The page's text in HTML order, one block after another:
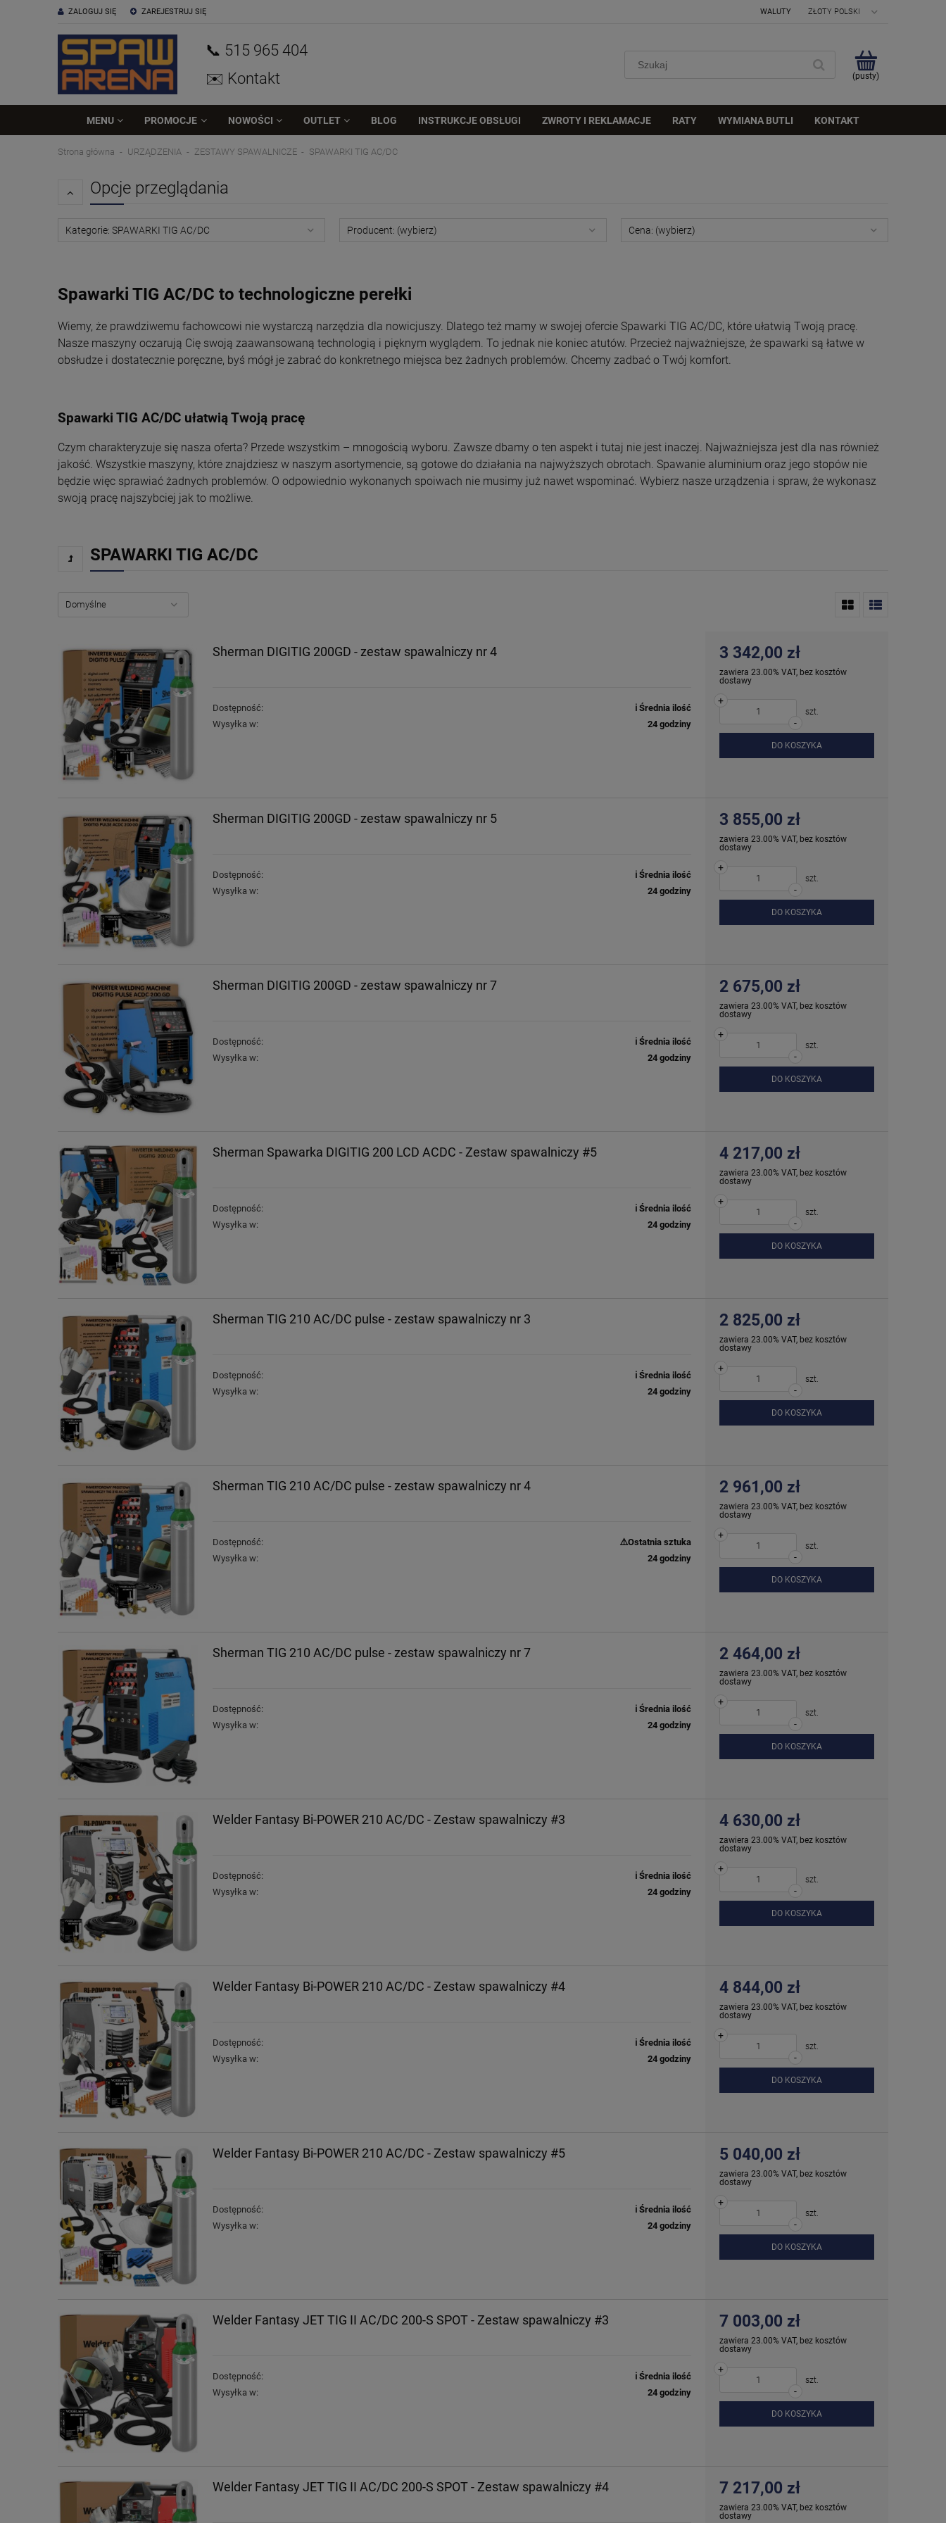
ZAREJESTRUJ SIĘ
ZALOGUJ SIĘ WALUTY
📞 515 965 404
✉️ Kontakt
(pusty)
MENU PROMOCJE NOWOŚCI OUTLET BLOG INSTRUKCJE OBSŁUGI ZWROTY I REKLAMACJE RATY WYMIANA BUTLI KONTAKT
Strona główna URZĄDZENIA ZESTAWY SPAWALNICZE SPAWARKI TIG AC/DC
Opcje przeglądania
Kategorie: SPAWARKI TIG AC/DC Producent: (wybierz) Cena: (wybierz)
Spawarki TIG AC/DC to technologiczne perełki
Wiemy, że prawdziwemu fachowcowi nie wystarczą narzędzia dla nowicjuszy. Dlatego też mamy w swojej ofercie Spawarki TIG AC/DC, które ułatwią Twoją pracę.
Nasze maszyny oczarują Cię swoją zaawansowaną technologią i pięknym wyglądem. To jednak nie koniec atutów. Przecież najważniejsze, że spawarki są łatwe w
obsłudze i dostatecznie poręczne, byś mógł je zabrać do konkretnego miejsca bez żadnych problemów. Chcemy zadbać o Twój komfort.
Spawarki TIG AC/DC ułatwią Twoją pracę
Czym charakteryzuje się nasza oferta? Przede wszystkim – mnogością wyboru. Zawsze dbamy o ten aspekt i tutaj nie jest inaczej. Najważniejsza jest dla nas również
jakość. Wszystkie maszyny, które znajdziesz w naszym asortymencie, są gotowe do działania na najwyższych obrotach. Spawanie aluminium oraz jego stopów nie
będzie więc sprawiać żadnych problemów. O odpowiednio wykonanych spoiwach nie musimy już nawet wspominać. Wybierz nasze urządzenia i spraw, że wykonasz
swoją pracę najszybciej jak to możliwe.
SPAWARKI TIG AC/DC
Sherman DIGITIG 200GD - zestaw spawalniczy nr 4
Dostępność:
ℹ️ Średnia ilość
Wysyłka w:
24 godziny
3 342,00 zł
zawiera 23.00% VAT, bez kosztów
dostawy
-
+
szt.
DO KOSZYKA
Sherman DIGITIG 200GD - zestaw spawalniczy nr 5
Dostępność:
ℹ️ Średnia ilość
Wysyłka w:
24 godziny
3 855,00 zł
zawiera 23.00% VAT, bez kosztów
dostawy
-
+
szt.
DO KOSZYKA
Sherman DIGITIG 200GD - zestaw spawalniczy nr 7
Dostępność:
ℹ️ Średnia ilość
Wysyłka w:
24 godziny
2 675,00 zł
zawiera 23.00% VAT, bez kosztów
dostawy
-
+
szt.
DO KOSZYKA
Sherman Spawarka DIGITIG 200 LCD ACDC - Zestaw spawalniczy #5
Dostępność:
ℹ️ Średnia ilość
Wysyłka w:
24 godziny
4 217,00 zł
zawiera 23.00% VAT, bez kosztów
dostawy
-
+
szt.
DO KOSZYKA
Sherman TIG 210 AC/DC pulse - zestaw spawalniczy nr 3
Dostępność:
ℹ️ Średnia ilość
Wysyłka w:
24 godziny
2 825,00 zł
zawiera 23.00% VAT, bez kosztów
dostawy
-
+
szt.
DO KOSZYKA
Sherman TIG 210 AC/DC pulse - zestaw spawalniczy nr 4
Dostępność:
⚠️Ostatnia sztuka
Wysyłka w:
24 godziny
2 961,00 zł
zawiera 23.00% VAT, bez kosztów
dostawy
-
+
szt.
DO KOSZYKA
Sherman TIG 210 AC/DC pulse - zestaw spawalniczy nr 7
Dostępność:
ℹ️ Średnia ilość
Wysyłka w:
24 godziny
2 464,00 zł
zawiera 23.00% VAT, bez kosztów
dostawy
-
+
szt.
DO KOSZYKA
Welder Fantasy Bi-POWER 210 AC/DC - Zestaw spawalniczy #3
Dostępność:
ℹ️ Średnia ilość
Wysyłka w:
24 godziny
4 630,00 zł
zawiera 23.00% VAT, bez kosztów
dostawy
-
+
szt.
DO KOSZYKA
Welder Fantasy Bi-POWER 210 AC/DC - Zestaw spawalniczy #4
Dostępność:
ℹ️ Średnia ilość
Wysyłka w:
24 godziny
4 844,00 zł
zawiera 23.00% VAT, bez kosztów
dostawy
-
+
szt.
DO KOSZYKA
Welder Fantasy Bi-POWER 210 AC/DC - Zestaw spawalniczy #5
Dostępność:
ℹ️ Średnia ilość
Wysyłka w:
24 godziny
5 040,00 zł
zawiera 23.00% VAT, bez kosztów
dostawy
-
+
szt.
DO KOSZYKA
Welder Fantasy JET TIG II AC/DC 200-S SPOT - Zestaw spawalniczy #3
Dostępność:
ℹ️ Średnia ilość
Wysyłka w:
24 godziny
7 003,00 zł
zawiera 23.00% VAT, bez kosztów
dostawy
-
+
szt.
DO KOSZYKA
Welder Fantasy JET TIG II AC/DC 200-S SPOT - Zestaw spawalniczy #4 7 217,00 zł
zawiera 23.00% VAT, bez kosztów
dostawy